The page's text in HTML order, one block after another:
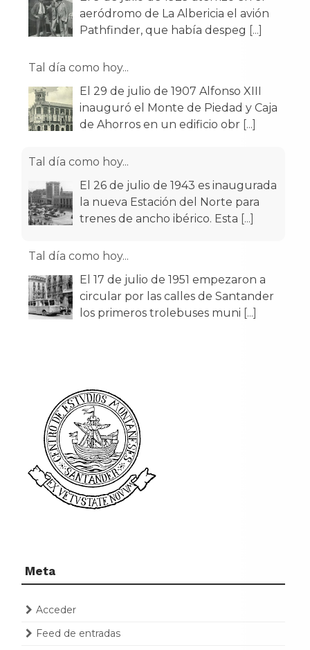
aeródromo de La Albericia el avión
Pathfinder, que había despeg [...]
Tal día como hoy...
El 29 de julio de 1907 Alfonso XIII
inauguró el Monte de Piedad y Caja
de Ahorros en un edificio obr [...]
Tal día como hoy...
El 26 de julio de 1943 es inaugurada
la nueva Estación del Norte para
trenes de ancho ibérico. Esta [...]
Tal día como hoy...
El 17 de julio de 1951 empezaron a
circular por las calles de Santander
los primeros trolebuses muni [...]
Meta
Acceder
Feed de entradas